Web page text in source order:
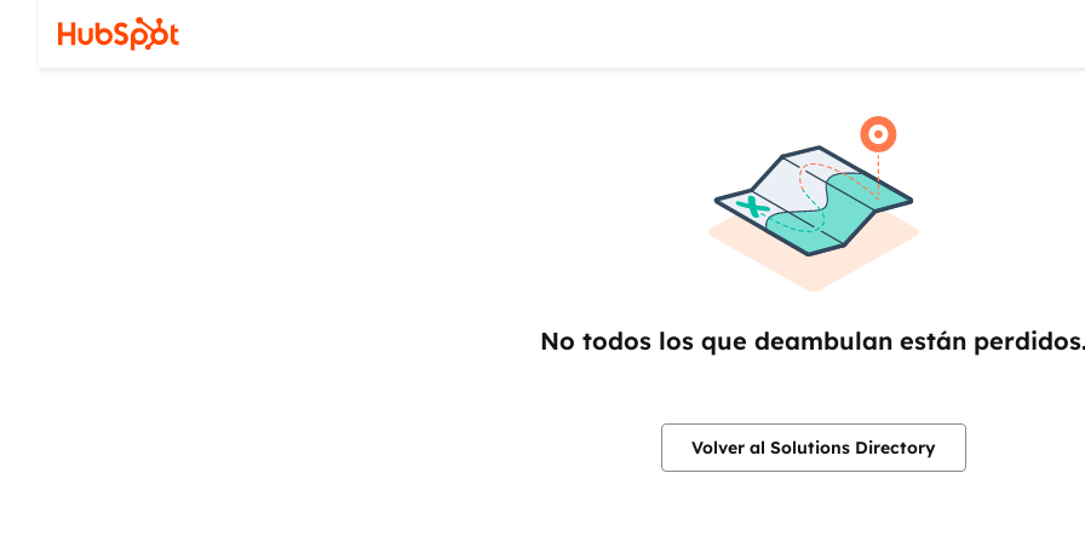
No todos los que deambulan están
Volver al Solutions Directory